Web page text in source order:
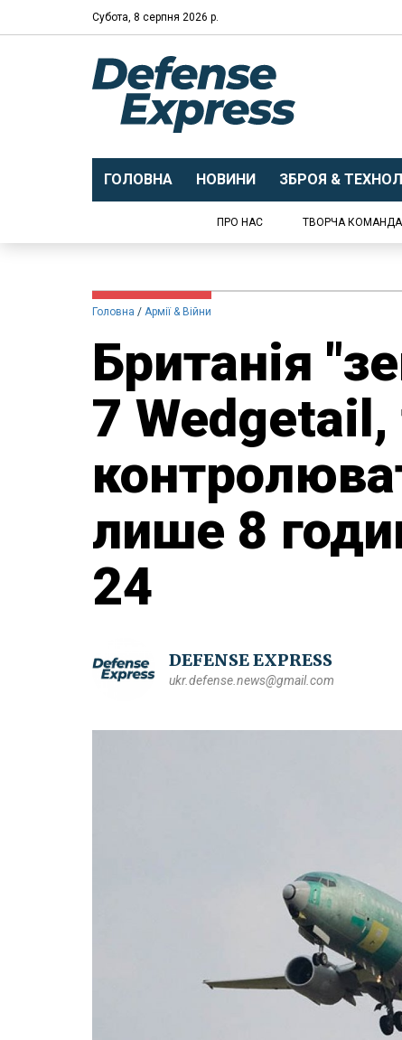
Субота, 8 серпня 2026 р.
ГОЛОВНА НОВИНИ ЗБРОЯ &
ПРО НАС ТВОРЧА КОМАНДА
Головна Армії & Війни
Британія
7
лише 8
24
DEFENSE EXPRESS
ukr.defense.news@gmail.com